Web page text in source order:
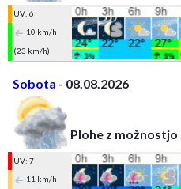
UV: 6
10 km/h
(23 km/h)
Sobota - 08.08.2026
Plohe z
UV: 7
11 km/h